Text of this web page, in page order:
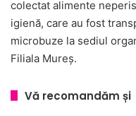
colectat alimente
igienă, care au fost
microbuze la sediul
Filiala Mureș.
Vă recomandăm și